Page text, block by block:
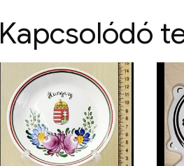
Kapcsolódó